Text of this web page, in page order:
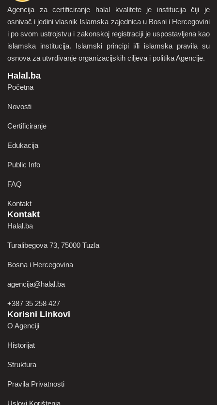
Agencija za certificiranje halal kvalitete je institucija čiji je
osnivač i jedini vlasnik Islamska zajednica u Bosni i Hercegovini
i po svom ustrojstvu i zakonskoj registraciji je uspostavljena kao
islamska institucija. Islamski principi i/li islamska pravila su
osnova za utvrđivanje organizacijskih ciljeva i politika Agencije.
Halal.ba
Početna
Novosti
Certificiranje
Edukacija
Public Info
FAQ
Kontakt
Kontakt
Halal.ba
Turalibegova 73, 75000 Tuzla
Bosna i Hercegovina
agencija@halal.ba
+387 35 258 427
Korisni Linkovi
O Agenciji
Historijat
Struktura
Pravila Privatnosti